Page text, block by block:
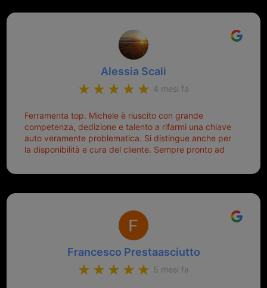
lo consiglio a chiunque debba duplicare una chiave
un punto di riferimento per situazioni di questo tipo
Alessia Scali
4 mesi fa
Ferramenta top. Michele è riuscito con grande
competenza, dedizione e talento a rifarmi una chiave
auto veramente problematica. Si distingue anche per
la disponibilità e cura del cliente. Sempre pronto ad
Francesco Prestaasciutto
5 mesi fa